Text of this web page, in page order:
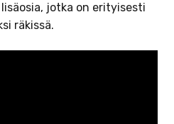
jotka on erityisesti
räkissä.